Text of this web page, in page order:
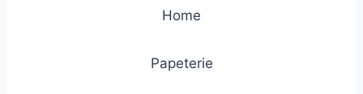
Home
Papeterie